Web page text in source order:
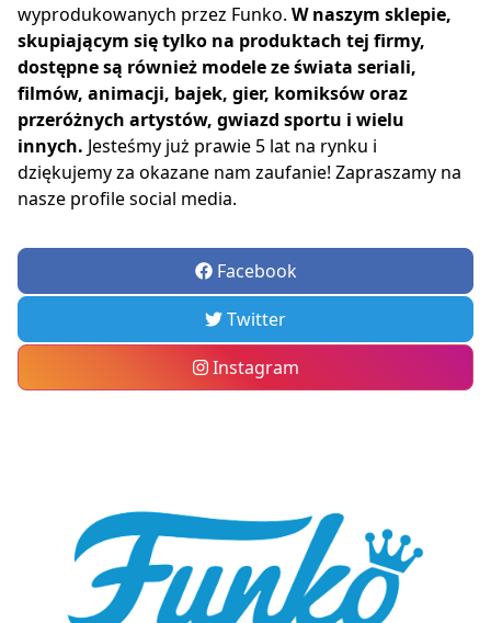
wyprodukowanych przez Funko. W naszym sklepie,
skupiającym się tylko na produktach tej firmy,
dostępne są również modele ze świata seriali,
filmów, animacji, bajek, gier, komiksów oraz
przeróżnych artystów, gwiazd sportu i wielu
innych. Jesteśmy już prawie 5 lat na rynku i
dziękujemy za okazane nam zaufanie! Zapraszamy na
nasze profile social media.
Facebook
Twitter
Instagram